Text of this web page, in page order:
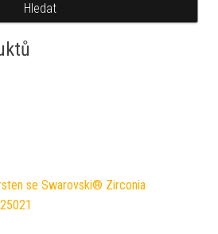
Hledat
se Swarovski® Zirconia